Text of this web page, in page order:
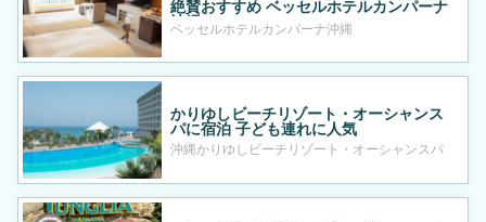
絶賛おすすめ ベッセルホテルカンパーナ
沖縄
ベッセルホテルカンパーナ沖縄
かりゆしビーチリゾート・オーシャンス
パに宿泊 子ども連れに人気
沖縄かりゆしビーチリゾート・オーシャンスパ